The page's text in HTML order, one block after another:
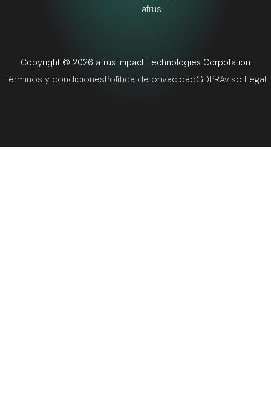
organización, los insumos básicos
Ver más 🡥
afr_br_usr 2 mayo, 2025